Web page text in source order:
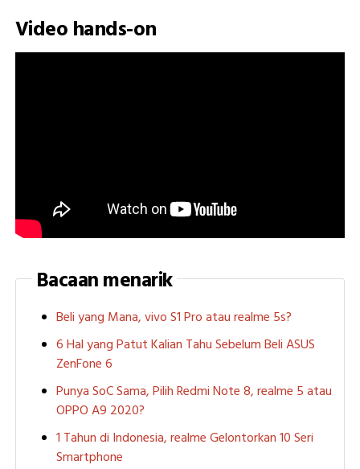
Video hands-on
Bacaan menarik
Beli yang Mana, vivo S1 Pro atau realme 5s?
6 Hal yang Patut Kalian Tahu Sebelum Beli ASUS
ZenFone 6
Punya SoC Sama, Pilih Redmi Note 8, realme 5 atau
OPPO A9 2020?
1 Tahun di Indonesia, realme Gelontorkan 10 Seri
Smartphone